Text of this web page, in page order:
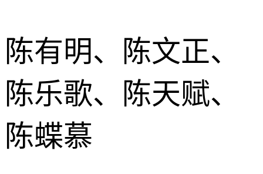
陈有明、陈文正、
陈乐歌、陈天赋、
陈蝶慕